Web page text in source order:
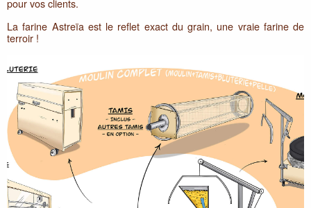
La farine Astreïa est le reflet exact du grain, une vraie farine de
terroir !